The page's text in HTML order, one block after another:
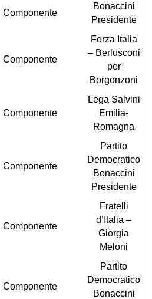
Componente
Bonaccini
Presidente
Componente
Forza Italia
– Berlusconi
per
Borgonzoni
Componente
Lega Salvini
Emilia-
Romagna
Componente
Partito
Democratico
Bonaccini
Presidente
Componente
Fratelli
d’Italia –
Giorgia
Meloni
Componente
Partito
Democratico
Bonaccini